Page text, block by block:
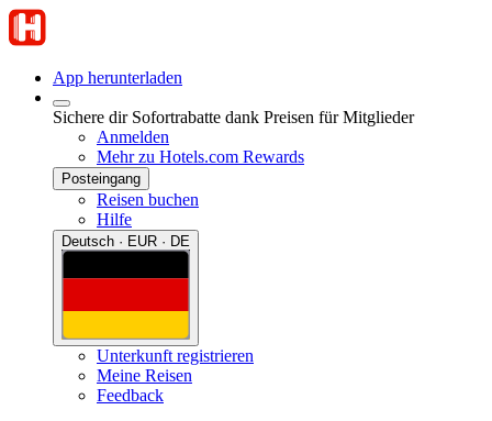
App herunterladen
Sichere dir Sofortrabatte dank Preisen für Mitglieder
Anmelden
Mehr zu Hotels.com Rewards
Posteingang
Reisen buchen
Hilfe
Deutsch · EUR · DE
Unterkunft registrieren
Meine Reisen
Feedback